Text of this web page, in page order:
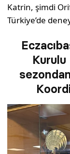
Katrin, şimdi
Türkiye’de